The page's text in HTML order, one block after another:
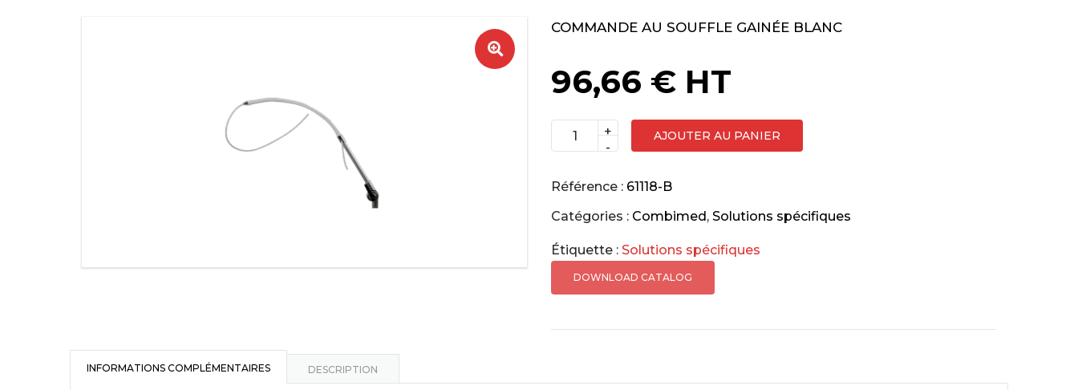
🔍
COMMANDE AU SOUFFLE GAINÉE BLANC
96,66 € HT
quantité
Commande
au
gainée
blanc
+
-
AJOUTER AU PANIER
Référence : 61118-B
Catégories : Combimed, Solutions spécifiques
Étiquette : Solutions spécifiques
DOWNLOAD CATALOG
INFORMATIONS COMPLÉMENTAIRES DESCRIPTION